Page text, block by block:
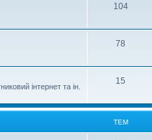
104
78
інтернет та ін.
15
ТЕМ